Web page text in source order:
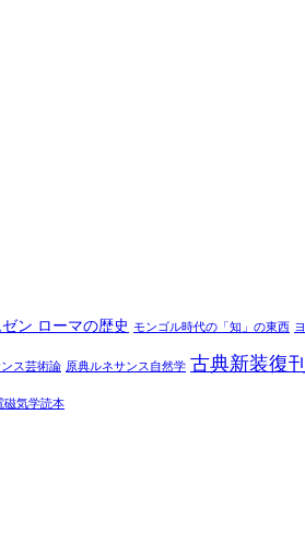
ン ローマの歴史 モンゴル時代の「知」の東西
ス芸術論 原典ルネサンス自然学 古典新装復刊
磁気学読本